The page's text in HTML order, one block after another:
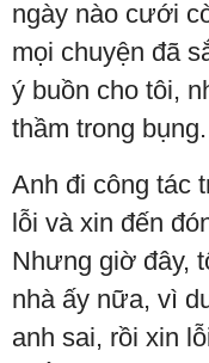
ngày nào cưới
mọi chuyện đã
ý buồn cho tôi,
thầm trong bụng.
Anh đi công tác
lỗi và xin đến
Nhưng giờ đây,
nhà ấy nữa, vì
anh sai, rồi xin